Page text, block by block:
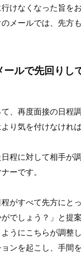
けなくなった旨を
メールでは、先方
ールで先回りし
、再度面接の日程
り気を付けなければ
程に対して相手が
ーです。
がすべて先方にと
がでしょう？」と提
うにこちらが調整
ンを起こし、手間